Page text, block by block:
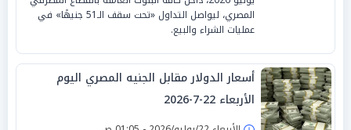
المصري، ليواصل التداول «تحت سقف الـ51 جنيهًا» في
عمليات الشراء والبيع.
أسعار الدولار مقابل الجنيه المصري اليوم
الأربعاء 22-7-2026